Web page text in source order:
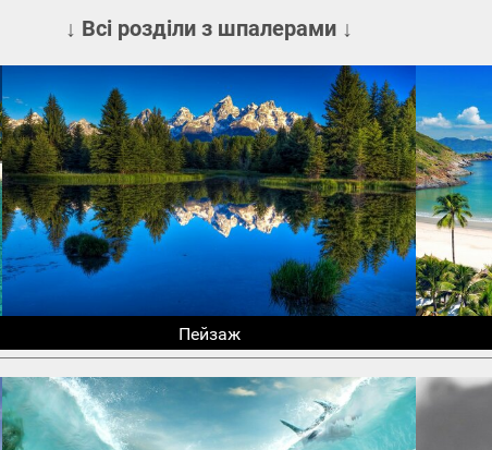
↓ Всі розділи з шпалерами ↓
Пейзаж